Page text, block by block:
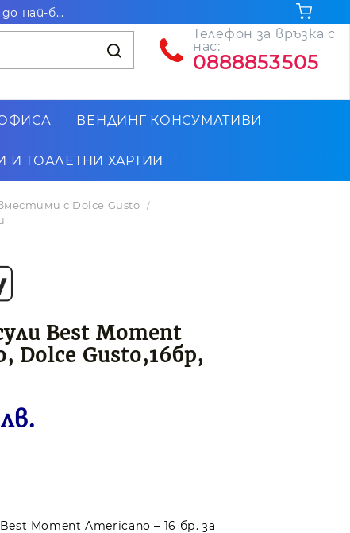
Безплатна доставка за поръчки на стойност над 102.26€ / 200лв. до най-близкия до Вас офис на Еконт
Телефон за връзка с
нас:
0888853505
ВЕНДИНГ КОНСУМАТИВИ
И ТОАЛЕТНИ ХАРТИИ
с Dolce Gusto
Best Moment
Dolce Gusto,16бр,
лв.
Moment Americano – 16 бр. за